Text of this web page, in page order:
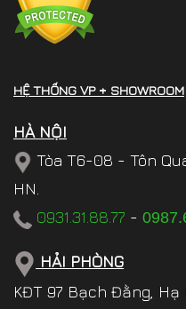
HỆ THỐNG VP + SHOWROOM
HÀ NỘI
Tòa T6-08 - Tôn
HN.
0931.31.88.77 -
HẢI PHÒNG
KĐT 97 Bạch Đằng,